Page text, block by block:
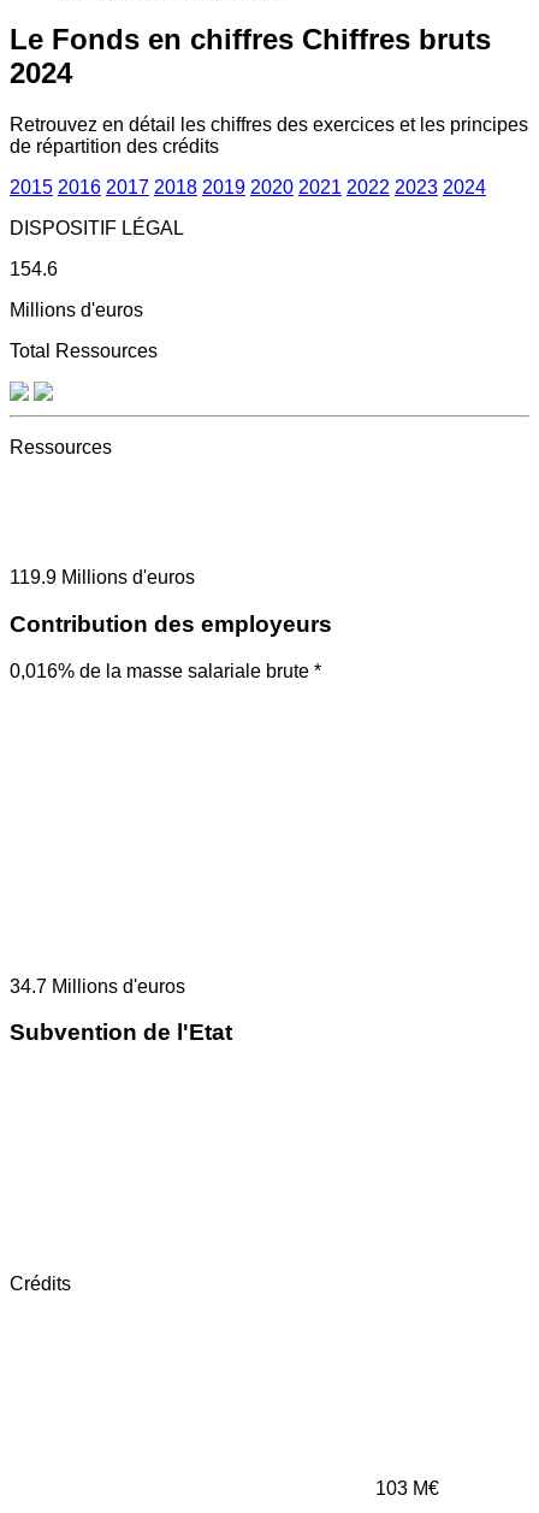
Le Fonds en chiffres Chiffres bruts
2024
Retrouvez en détail les chiffres des exercices et les principes
de répartition des crédits
2015 2016 2017 2018 2019 2020 2021 2022 2023 2024
DISPOSITIF LÉGAL
154.6
Millions d'euros
Total Ressources
Ressources
119.9 Millions d'euros
Contribution des employeurs
0,016% de la masse salariale brute *
34.7 Millions d'euros
Subvention de l'Etat
Crédits
103 M€